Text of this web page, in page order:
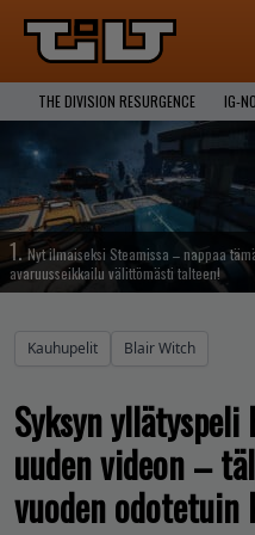
THE DIVISION RESURGENCE IG-
1. Nyt ilmaiseksi Steamissa – nappaa
avaruusseikkailu välittömästi talteen!
Kauhupelit Blair Witch
Syksyn
uuden videon –
vuoden odotetuin